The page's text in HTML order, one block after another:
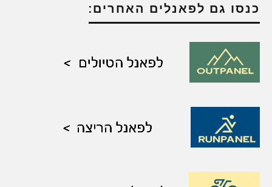
כנסו גם לפאנלים האחרים: